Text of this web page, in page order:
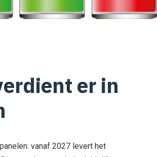
er in
vanaf 2027 levert het